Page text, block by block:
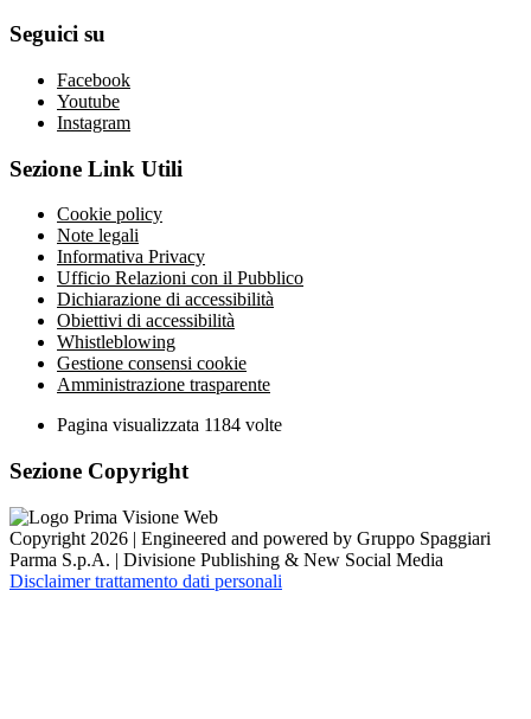
Seguici su
Facebook
Youtube
Instagram
Sezione Link Utili
Cookie policy
Note legali
Informativa Privacy
Ufficio Relazioni con il Pubblico
Dichiarazione di accessibilità
Obiettivi di accessibilità
Whistleblowing
Gestione consensi cookie
Amministrazione trasparente
Pagina visualizzata 1184 volte
Sezione Copyright
Copyright 2026 | Engineered and powered by Gruppo Spaggiari
Parma S.p.A. | Divisione Publishing & New Social Media
Disclaimer trattamento dati personali